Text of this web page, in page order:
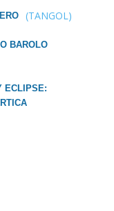
(TANGOL)
BAROLO
ECLIPSE: